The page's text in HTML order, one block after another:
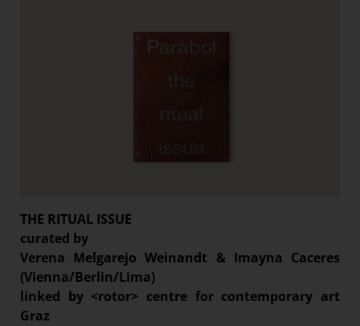
THE RITUAL ISSUE
curated by
Verena Melgarejo Weinandt & Imayna Caceres
(Vienna/Berlin/Lima)
linked by <rotor> centre for contemporary art
Graz